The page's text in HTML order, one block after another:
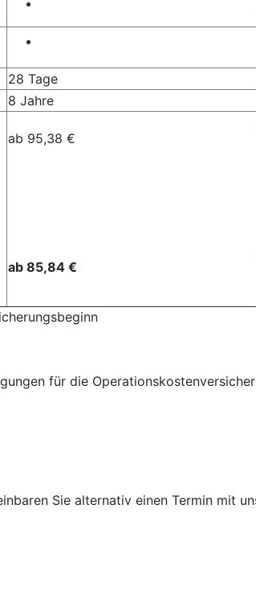
28 Tage
8 Jahre
ab 95,38 €
ab 85,84 €
für die
Sie alternativ einen Termin mit